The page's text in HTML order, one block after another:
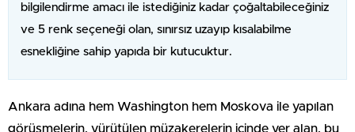
bilgilendirme amacı ile istediğiniz kadar çoğaltabileceğiniz
ve 5 renk seçeneği olan, sınırsız uzayıp kısalabilme
esnekliğine sahip yapıda bir kutucuktur.
Ankara adına hem Washington hem Moskova ile yapılan
görüşmelerin, yürütülen müzakerelerin içinde yer alan, bu